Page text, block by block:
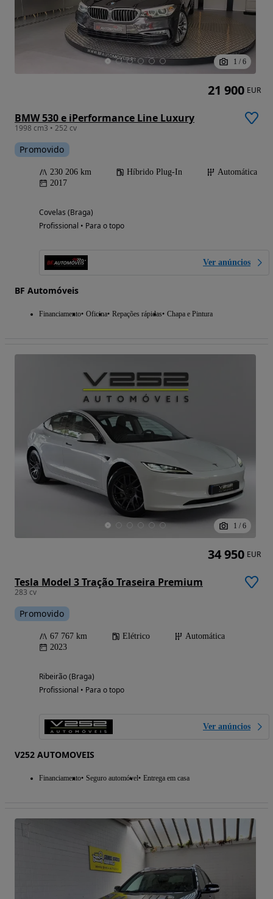
1 / 6
BMW 530 e iPerformance Line Luxury
1998 cm3 • 252 cv
Promovido
230 206 km Híbrido Plug-In
Automática
2017
Covelas (Braga)
Profissional • Para o topo
Ver anúncios
BF Automóveis
Financiamento Oficina Repações rápidas Chapa e Pintura
21 900 EUR
1 / 6
Tesla Model 3 Tração Traseira Premium
283 cv
Promovido
67 767 km Elétrico
Automática
2023
Ribeirão (Braga)
Profissional • Para o topo
Ver anúncios
V252 AUTOMOVEIS
Financiamento Seguro automóvel Entrega em casa
34 950 EUR